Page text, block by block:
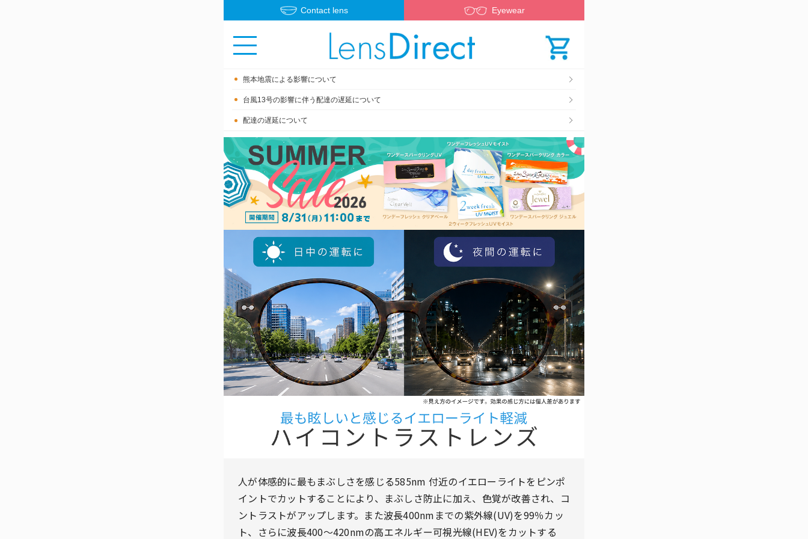
Contact lens Eyewear
熊本地震による影響について
台風13号の影響に伴う配達の遅延について
配達の遅延について
調光レンズ
人が体感的に最もまぶしさを感じる585nm 付近のイエローライトをピンポ
イントでカットすることにより、まぶしさ防止に加え、色覚が改善され、コ
ントラストがアップします。また波長400nmまでの紫外線(UV)を99％カッ
ト、さらに波長400～420nmの高エネルギー可視光線(HEV)をカットする